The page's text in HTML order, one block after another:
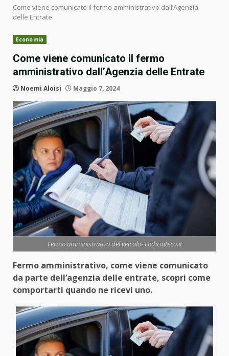
Come viene comunicato il fermo amministrativo dall’Agenzia
delle Entrate
Economia
Come viene comunicato il fermo
amministrativo dall’Agenzia delle Entrate
Noemi Aloisi Maggio 7, 2024
Fermo amministrativo del veicolo- codiciateco.it
Fermo amministrativo, come viene comunicato
da parte dell’agenzia delle entrate, scopri come
comportarti quando ne ricevi uno.